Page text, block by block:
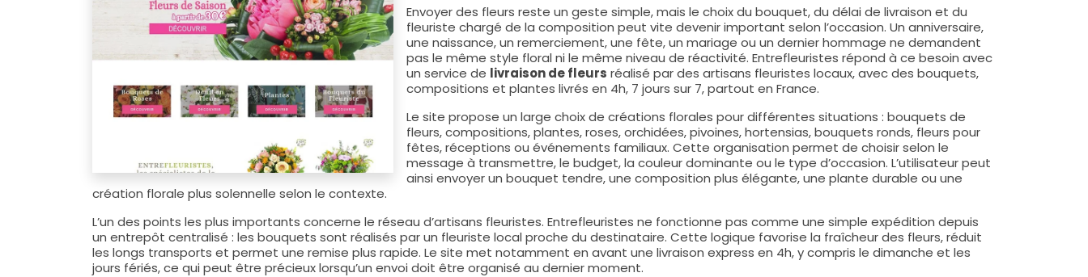
Envoyer des fleurs reste un geste simple, mais le choix du bouquet, du délai de livraison et du
fleuriste chargé de la composition peut vite devenir important selon l’occasion. Un anniversaire,
une naissance, un remerciement, une fête, un mariage ou un dernier hommage ne demandent
pas le même style floral ni le même niveau de réactivité. Entrefleuristes répond à ce besoin avec
un service de livraison de fleurs réalisé par des artisans fleuristes locaux, avec des bouquets,
compositions et plantes livrés en 4h, 7 jours sur 7, partout en France.
Le site propose un large choix de créations florales pour différentes situations : bouquets de
fleurs, compositions, plantes, roses, orchidées, pivoines, hortensias, bouquets ronds, fleurs pour
fêtes, réceptions ou événements familiaux. Cette organisation permet de choisir selon le
message à transmettre, le budget, la couleur dominante ou le type d’occasion. L’utilisateur peut
ainsi envoyer un bouquet tendre, une composition plus élégante, une plante durable ou une
création florale plus solennelle selon le contexte.
L’un des points les plus importants concerne le réseau d’artisans fleuristes. Entrefleuristes ne fonctionne pas comme une simple expédition depuis
un entrepôt centralisé : les bouquets sont réalisés par un fleuriste local proche du destinataire. Cette logique favorise la fraîcheur des fleurs, réduit
les longs transports et permet une remise plus rapide. Le site met notamment en avant une livraison express en 4h, y compris le dimanche et les
jours fériés, ce qui peut être précieux lorsqu’un envoi doit être organisé au dernier moment.